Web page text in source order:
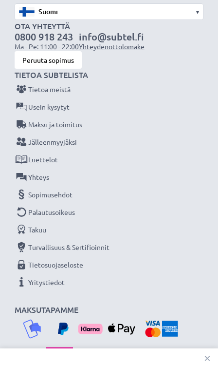
✔ Kotiteatteri- ja äänentoistojärjestelmiin
✔ Pelikonsoleihin
✔ Televisioon & projektoreihin
✔ DVD- & blu-ray-soittimiin
✔ Subwoofereihin & vahvistimiin
Paranna ääni- ja kuvaelämystä subtel RCA-
johdolla, Erinomainen suorituskyky ja liitettävyys,
3 vuoden takuu!
▾
OTA YHTEYTTÄ
0800 918 243
Ma - Pe: 11:00 - 22:00
info@subtel.fi
Yhteydenottolomake
Peruuta sopimus
MAKSUTAPAMME
TIETOA SUBTELISTA
Tietoa meistä
Usein kysytyt
Maksu ja toimitus
Jälleenmyyjäksi
Luettelot
Yhteys
Sopimusehdot
Palautusoikeus
Takuu
Turvallisuus & Sertifioinnit
Tietosuojaseloste
Yritystiedot
×